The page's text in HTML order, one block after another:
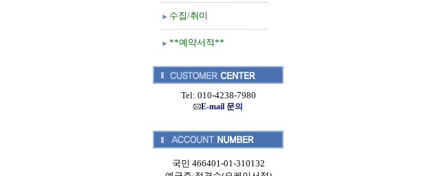
수집/취미
**예약서적**
Tel: 010-4238-7980
E-mail 문의
국민 466401-01-310132